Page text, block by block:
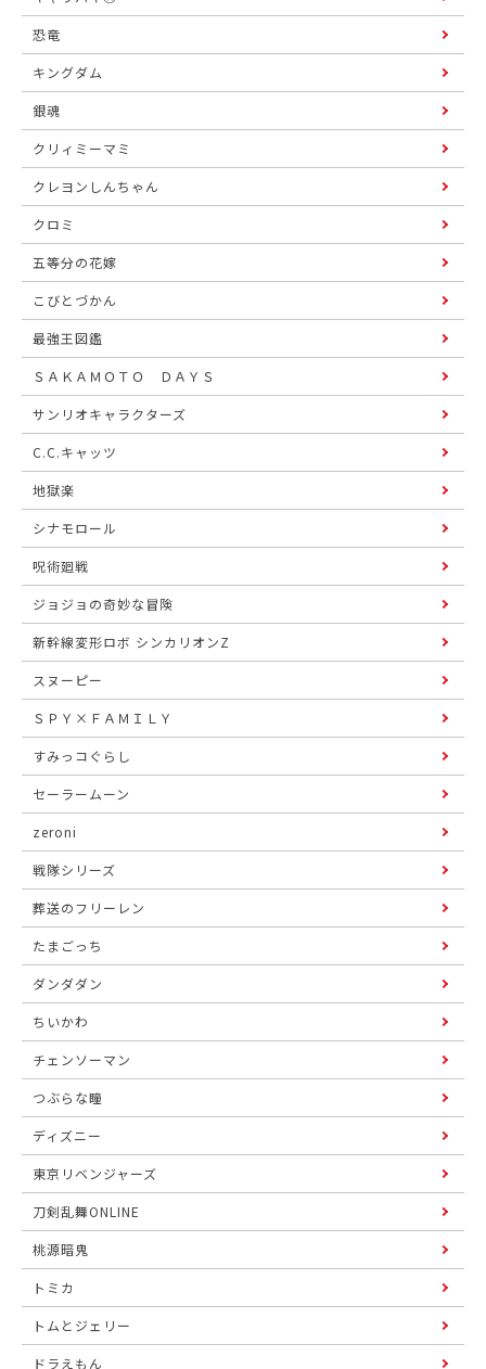
恐竜
キングダム
銀魂
クリィミーマミ
クレヨンしんちゃん
クロミ
五等分の花嫁
こびとづかん
最強王図鑑
ＳＡＫＡＭＯＴＯ ＤＡＹＳ
サンリオキャラクターズ
C.C.キャッツ
地獄楽
シナモロール
呪術廻戦
ジョジョの奇妙な冒険
新幹線変形ロボ シンカリオンZ
スヌーピー
ＳＰＹ×ＦＡＭＩＬＹ
すみっコぐらし
セーラームーン
zeroni
戦隊シリーズ
葬送のフリーレン
たまごっち
ダンダダン
ちいかわ
チェンソーマン
つぶらな瞳
ディズニー
東京リベンジャーズ
刀剣乱舞ONLINE
桃源暗鬼
トミカ
トムとジェリー
ドラえもん